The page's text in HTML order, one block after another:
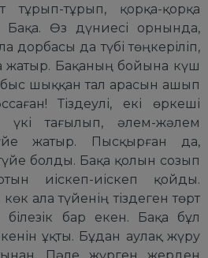
тұрып-тұрып, қорқа-қорқа
Бақа. Өз дүниесі орнында,
дорбасы да түбі төңкеріліп,
жатыр. Бақаның бойына күш
шыққан тал арасын ашып
Тіздеулі, екі өркеші
үкі тағылып, әлем-жәлем
жатыр. Пысқырған да,
болды. Бақа қолын созып
иіскеп-иіскеп қойды.
ала түйенің тіздеген төрт
білезік бар екен. Бақа бұл
ұқты. Бұдан аулақ жүру